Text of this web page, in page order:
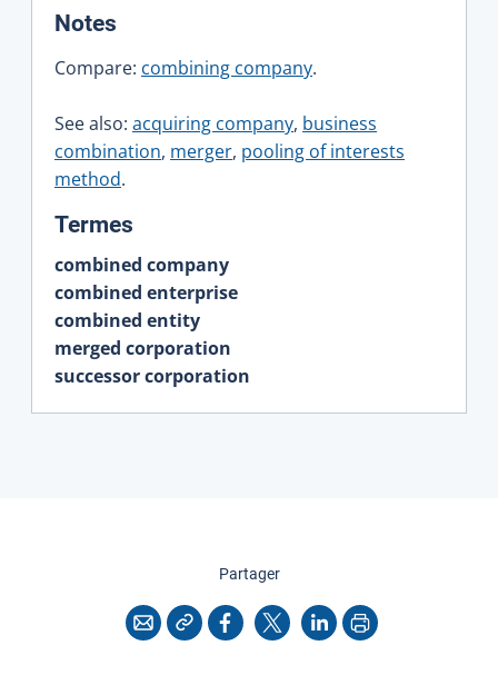
Notes
Compare: combining company.
See also: acquiring company, business
combination, merger, pooling of interests
method.
Termes
combined company
combined enterprise
combined entity
merged corporation
successor corporation
Partagercette page
CourrielCopier l'adresse
Facebook
X LinkedInImprimer